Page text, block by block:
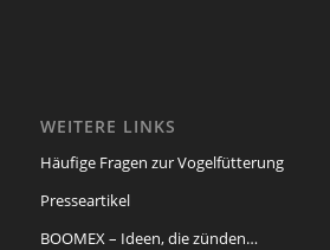
WEITERE LINKS
Häufige Fragen zur Vogelfütterung
Presseartikel
BOOMEX – Ideen, die zünden…